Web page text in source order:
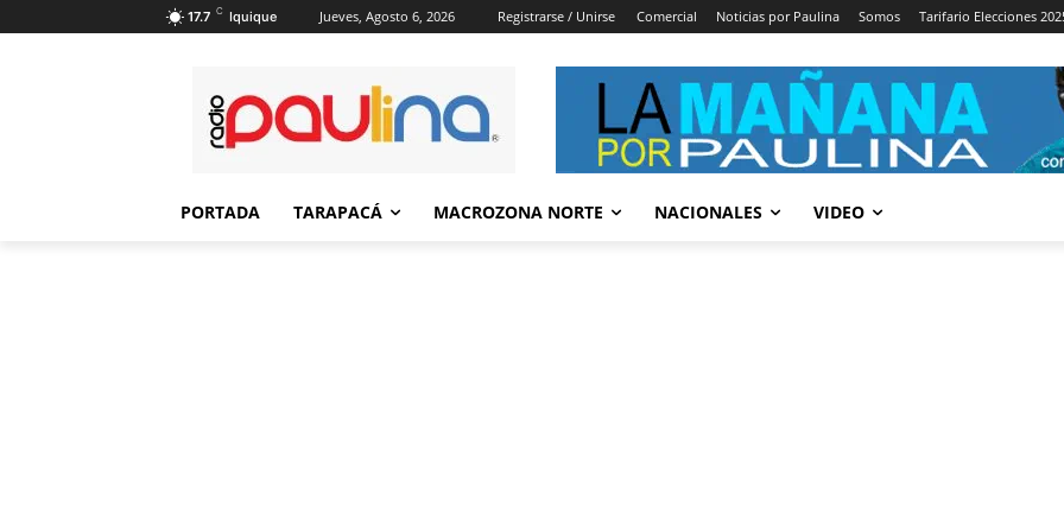
17.7 C Iquique Jueves, Agosto 6, 2026 Registrarse / Unirse Comercial Noticias por Paulina Somos Tarifario Elecciones
PORTADA TARAPACÁ MACROZONA NORTE NACIONALES VIDEO